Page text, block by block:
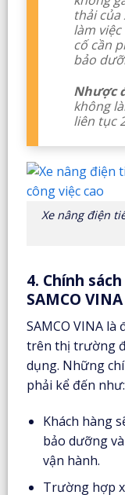
thải
làm
cố cần
bảo
Nhược
không
liên tục
Xe nâng điện
4. Chính
SAMCO VINA
SAMCO VINA
trên thị trường
dụng. Những
phải kể đến như:
Khách hàng
bảo dưỡng
vận hành.
Trường hợp